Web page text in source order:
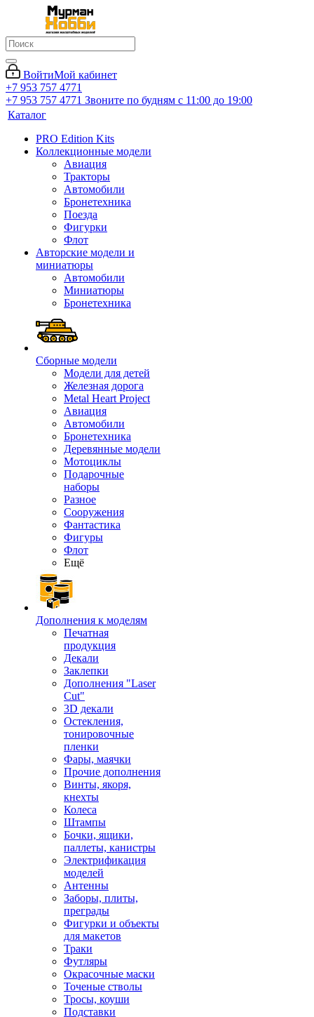
ВойтиМой кабинет
+7 953 757 4771
+7 953 757 4771 Звоните по будням с 11:00 до 19:00
Каталог
PRO Edition Kits
Коллекционные модели
Авиация
Тракторы
Автомобили
Бронетехника
Поезда
Фигурки
Флот
Авторские модели и
миниатюры
Автомобили
Миниатюры
Бронетехника
Сборные модели
Модели для детей
Железная дорога
Metal Heart Project
Авиация
Автомобили
Бронетехника
Деревянные модели
Мотоциклы
Подарочные
наборы
Разное
Сооружения
Фантастика
Фигуры
Флот
Ещё
Дополнения к моделям
Печатная
продукция
Декали
Заклепки
Дополнения "Laser
Cut"
3D декали
Остекления,
тонировочные
пленки
Фары, маячки
Прочие дополнения
Винты, якоря,
кнехты
Колеса
Штампы
Бочки, ящики,
паллеты, канистры
Электрификация
моделей
Антенны
Заборы, плиты,
преграды
Фигурки и объекты
для макетов
Траки
Футляры
Окрасочные маски
Точеные стволы
Тросы, коуши
Подставки